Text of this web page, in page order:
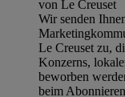
von Le Creuset
Wir senden
Le Creuset zu,
Konzerns,
beworben
beim